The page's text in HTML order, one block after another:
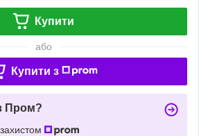
Купити
або
Купити з
Пром?